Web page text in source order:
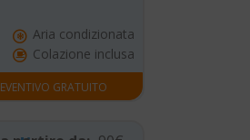
Aria condizionata
Colazione inclusa
GRATUITO